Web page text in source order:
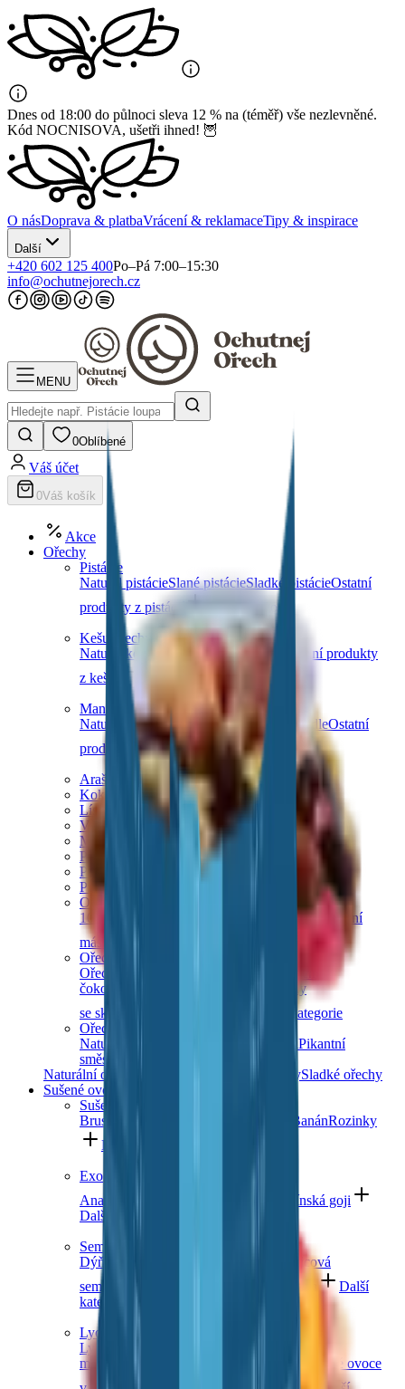
Dnes od 18:00 do půlnoci sleva 12 % na (téměř) vše nezlevněné.
Kód NOCNISOVA, ušetři ihned! 🦉
O násDoprava & platbaVrácení & reklamaceTipy & inspirace
Další
+420 602 125 400Po–Pá 7:00–15:30
info@ochutnejorech.cz
MENU
0Oblíbené
Váš účet
0Váš košík
Akce
Ořechy
Pistácie
Natural pistácieSlané pistácieSladké pistácieOstatní
produkty z pistácií
Další kategorie
Kešu ořechy
Natural kešu
Sladké kešu
Ostatní produkty
z kešu
Další kategorie
Mandle
Natural mandleSlané mandle Sladké mandleOstatní
produkty z mandlí
Další kategorie
Arašídy
Kokosové ořechy
Lískové ořechy
Vlašské ořechy
Makadamové ořechy
Para ořechy
Pekanové ořechy
Píniové oříšky
Ořechová másla
100% ořechová
Slaný karamel
Ostatní
másla a pasty
Ořechy v čokoládě
Ořechy v hořké čokoládě
Ořechy v mléčné
čokoládě
Ořechy
se skořicí
Další kategorie
Ořechové směsi
Natural směsi
Pikantní
směsi
Naturální ořechy
Slané ořechySladké ořechy
Sušené ovoce a semínka
Sušené ovoce
Brusinky a borůvky
BanánRozinky
Další kategorie
Exotické ovoce
Ananas
Kustovnice čínská goji
Další kategorie
Semínka
Dýňová semínka
Slunečnicová
semínka
Konopná semínka
Další
kategorie
Lyofilizované ovoce
Lyofilizované jahody
Lyofilizované
maliny
Lyofilizované ovoce